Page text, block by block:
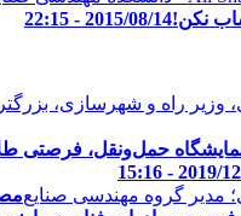
نکن!2015/08/14 - 22:15
حمل‌ونقل، فرصتی
2019/12/17 -